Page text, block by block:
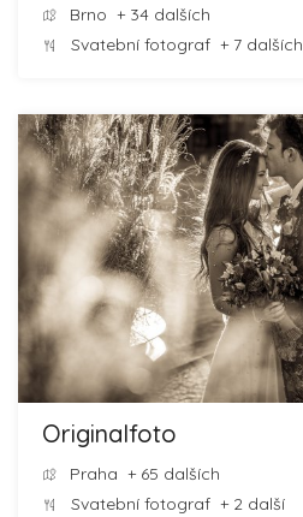
Brno + 34 dalších
Svatební fotograf + 7 dalších
Originalfoto
Praha + 65 dalších
Svatební fotograf + 2 další